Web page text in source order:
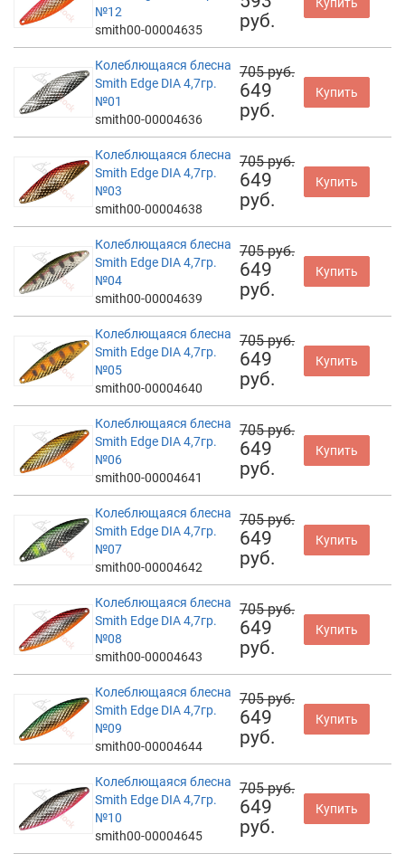
№12
smith00-00004635
руб.
Купить
Колеблющаяся блесна
Smith Edge DIA 4,7гр.
№01
smith00-00004636
705 руб.
649
руб.
Купить
Колеблющаяся блесна
Smith Edge DIA 4,7гр.
№03
smith00-00004638
705 руб.
649
руб.
Купить
Колеблющаяся блесна
Smith Edge DIA 4,7гр.
№04
smith00-00004639
705 руб.
649
руб.
Купить
Колеблющаяся блесна
Smith Edge DIA 4,7гр.
№05
smith00-00004640
705 руб.
649
руб.
Купить
Колеблющаяся блесна
Smith Edge DIA 4,7гр.
№06
smith00-00004641
705 руб.
649
руб.
Купить
Колеблющаяся блесна
Smith Edge DIA 4,7гр.
№07
smith00-00004642
705 руб.
649
руб.
Купить
Колеблющаяся блесна
Smith Edge DIA 4,7гр.
№08
smith00-00004643
705 руб.
649
руб.
Купить
Колеблющаяся блесна
Smith Edge DIA 4,7гр.
№09
smith00-00004644
705 руб.
649
руб.
Купить
Колеблющаяся блесна
Smith Edge DIA 4,7гр.
№10
smith00-00004645
705 руб.
649
руб.
Купить